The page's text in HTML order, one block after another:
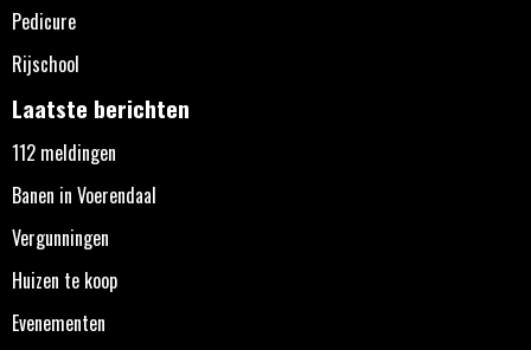
Pedicure
Rijschool
Laatste berichten
112 meldingen
Banen in Voerendaal
Vergunningen
Huizen te koop
Evenementen